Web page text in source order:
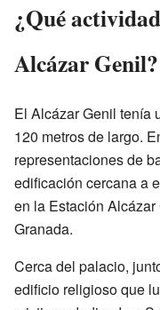
¿Qué
Alcázar Genil?
El Alcázar Genil tenía
120 metros de largo.
representaciones de
edificación cercana a
en la Estación
Granada.
Cerca del palacio,
edificio religioso que